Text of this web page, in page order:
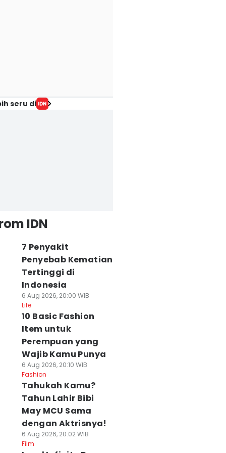
seru di
IDN
7 Penyakit
Penyebab Kematian
Tertinggi di
Indonesia
6 Aug 2026, 20:00 WIB
Life
10 Basic Fashion
Item untuk
Perempuan yang
Wajib Kamu Punya
6 Aug 2026, 20:10 WIB
Fashion
Tahukah Kamu?
Tahun Lahir Bibi
May MCU Sama
dengan Aktrisnya!
6 Aug 2026, 20:02 WIB
Film